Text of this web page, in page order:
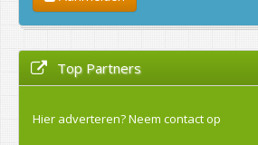
Top Partners
Hier adverteren?Neem contact op